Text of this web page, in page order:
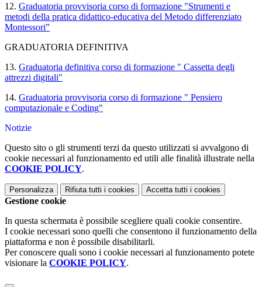
12. Graduatoria provvisoria corso di formazione "Strumenti e
metodi della pratica didattico-educativa del Metodo differenziato
Montessori”
GRADUATORIA DEFINITIVA
13. Graduatoria definitiva corso di formazione " Cassetta degli
attrezzi digitali"
14. Graduatoria provvisoria corso di formazione " Pensiero
computazionale e Coding"
Notizie
Questo sito o gli strumenti terzi da questo utilizzati si avvalgono di
cookie necessari al funzionamento ed utili alle finalità illustrate nella
COOKIE POLICY.
Personalizza Rifiuta tutti i cookies Accetta tutti i cookies
Gestione cookie
In questa schermata è possibile scegliere quali cookie consentire.
I cookie necessari sono quelli che consentono il funzionamento della
piattaforma e non è possibile disabilitarli.
Per conoscere quali sono i cookie necessari al funzionamento potete
visionare la COOKIE POLICY.